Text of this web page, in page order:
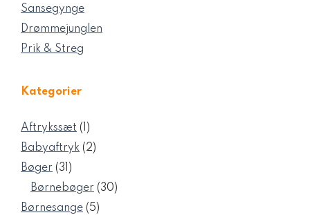
Sansegynge
Drømmejunglen
Prik & Streg
Kategorier
Aftrykssæt 11
vare
Babyaftryk 22
Bøger 3131
varer
Børnebøger 3030
Børnesange 55